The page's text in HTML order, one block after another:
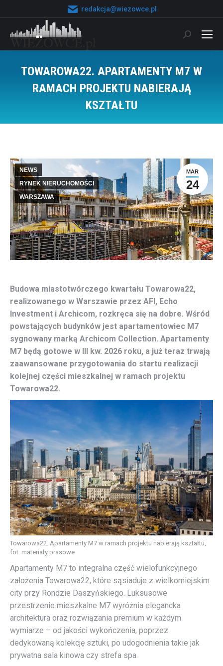
redakcja@wiezowce.pl
Szukaj:
TOWAROWA22. APARTAMENTY M7 W
RAMACH PROJEKTU NABIERAJĄ
KSZTAŁTU
MAR
24
NEWS
RYNEK NIERUCHOMOŚCI
WARSZAWA
Budowa miastotwórczego kwartału Towarowa22,
realizowanego w Warszawie przez AFI, Echo
Investment i Archicom, rozkręca się na dobre. Wśród
powstających budynków jest apartamentowiec M7
sygnowany marką Archicom Collection. Apartamenty
M7 będą gotowe w III kw. 2026 roku, a już teraz trwają
zaawansowane przygotowania do startu realizacji
kolejnej części mieszkalnej w ramach projektu
Towarowa22.
Towarowa22. Apartamenty M7 w ramach projektu nabierają kształtu,
fot. materiały prasowe
Apartamenty M7 to integralna część wielofunkcyjnego
założenia Towarowa22, które sąsiaduje z wielkomiejskim
city przy Rondzie Daszyńskiego. Luksusowe
przestrzenie mieszkalne M7 wyróżnia elegancka
architektura oraz rozwiązania premium w każdym
wymiarze – od jakości wykończenia, poprzez
dedykowaną kolekcję sztuki, po udogodnienia takie jak
prywatna sala kinowa czy strefa spa.